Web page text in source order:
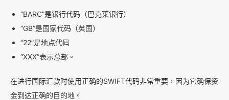
“BARC”是银行代码（巴克莱银行）
“GB”是国家代码（英国）
“22”是地点代码
“XXX”表示总部。
在进行国际汇款时使用正确的SWIFT代码非常重要，因为它确保资
金到达正确的目的地。